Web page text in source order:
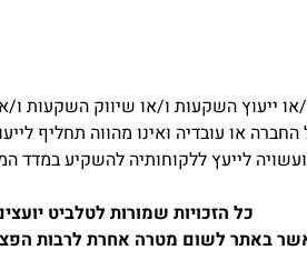
ייעוץ השקעות ו/או שיווק השקעות ו/
או עובדיה ואינו מהווה תחליף
לייעץ ללקוחותיה להשקיע במדד
כל הזכויות שמורות לטלביט
באתר לשום מטרה אחרת לרבות